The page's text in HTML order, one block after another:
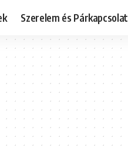
Szerelem és Párkapcsolat